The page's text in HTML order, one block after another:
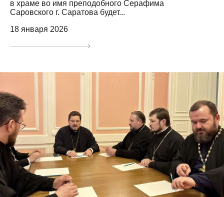
в храме во имя преподобного Серафима
Саровского г. Саратова будет...
18 января 2026